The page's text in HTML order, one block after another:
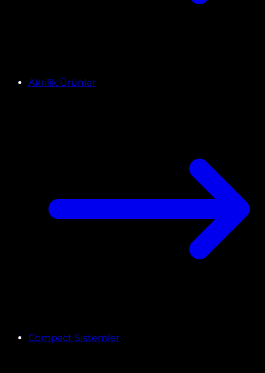
Akrilik Ürünler
Compact Sistemler